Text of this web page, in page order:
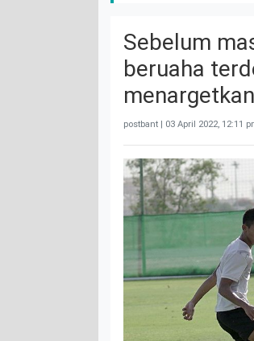
Sebelum
beruaha
postbant | 03 April 2022, 12:11